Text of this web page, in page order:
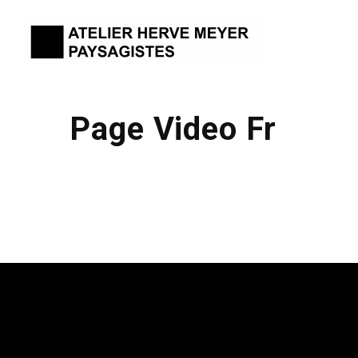
Page Video Fr